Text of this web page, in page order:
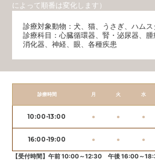
によって順番は変化します）
診療対象動物：犬、猫、うさぎ、ハムス
診療科目：⼼臓循環器、腎・泌尿器、腫
消化器、神経、眼、各種疾患
診療時間 月 火 水
10:00-13:00 ● ● ●
16:00-19:00 ● ● ●
【受付時間】午前 10:00～12:30 午後 16:00～